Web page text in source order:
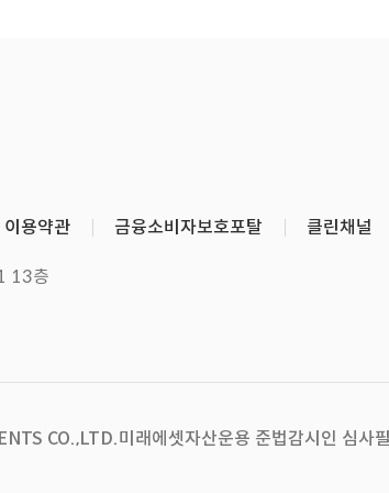
이용약관 금융소비자보호포탈 클린채널
13층
CO.,LTD.미래에셋자산운용 준법감시인 심